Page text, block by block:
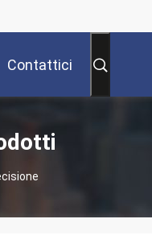
Contattici